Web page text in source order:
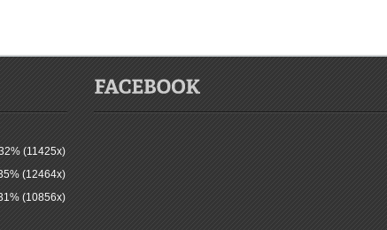
(11425x)
(12464x)
(10856x)